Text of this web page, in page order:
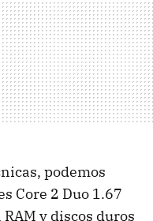
podemos
Core 2 Duo 1.67
y discos duros